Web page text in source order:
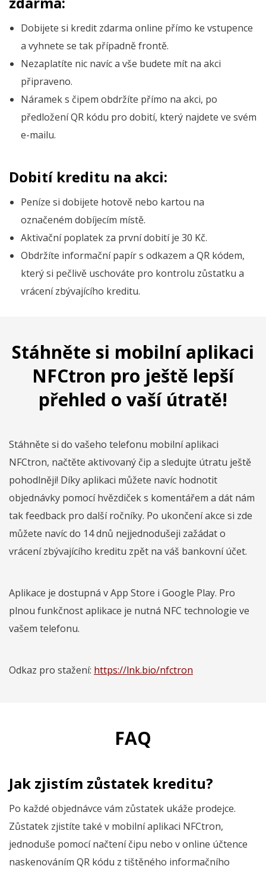
Dobijete si kredit zdarma online přímo ke vstupence
a vyhnete se tak případně frontě.
Nezaplatíte nic navíc a vše budete mít na akci
připraveno.
Náramek s čipem obdržíte přímo na akci, po
předložení QR kódu pro dobití, který najdete ve svém
e-mailu.
Dobití kreditu na akci:
Peníze si dobijete hotově nebo kartou na
označeném dobíjecím místě.
Aktivační poplatek za první dobití je 30 Kč.
Obdržíte informační papír s odkazem a QR kódem,
který si pečlivě uschováte pro kontrolu zůstatku a
vrácení zbývajícího kreditu.
Stáhněte si mobilní aplikaci
NFCtron pro ještě lepší
přehled o vaší útratě!
Stáhněte si do vašeho telefonu mobilní aplikaci
NFCtron, načtěte aktivovaný čip a sledujte útratu ještě
pohodlněji! Díky aplikaci můžete navíc hodnotit
objednávky pomocí hvězdiček s komentářem a dát nám
tak feedback pro další ročníky. Po ukončení akce si zde
můžete navíc do 14 dnů nejjednodušeji zažádat o
vrácení zbývajícího kreditu zpět na váš bankovní účet.
Aplikace je dostupná v App Store i Google Play. Pro
plnou funkčnost aplikace je nutná NFC technologie ve
vašem telefonu.
Odkaz pro stažení: https://lnk.bio/nfctron
FAQ
Jak zjistím zůstatek kreditu?
Po každé objednávce vám zůstatek ukáže prodejce.
Zůstatek zjistíte také v mobilní aplikaci NFCtron,
jednoduše pomocí načtení čipu nebo v online účtence
naskenováním QR kódu z tištěného informačního